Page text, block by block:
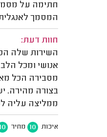
חתימה על
המסמך לאנגלית
חוות דעת:
השירות שלה
אנושי ומכל
מסבירה הכל
בצורה מהירה.
ממליצה עליה
איכות 10 מחיר 10